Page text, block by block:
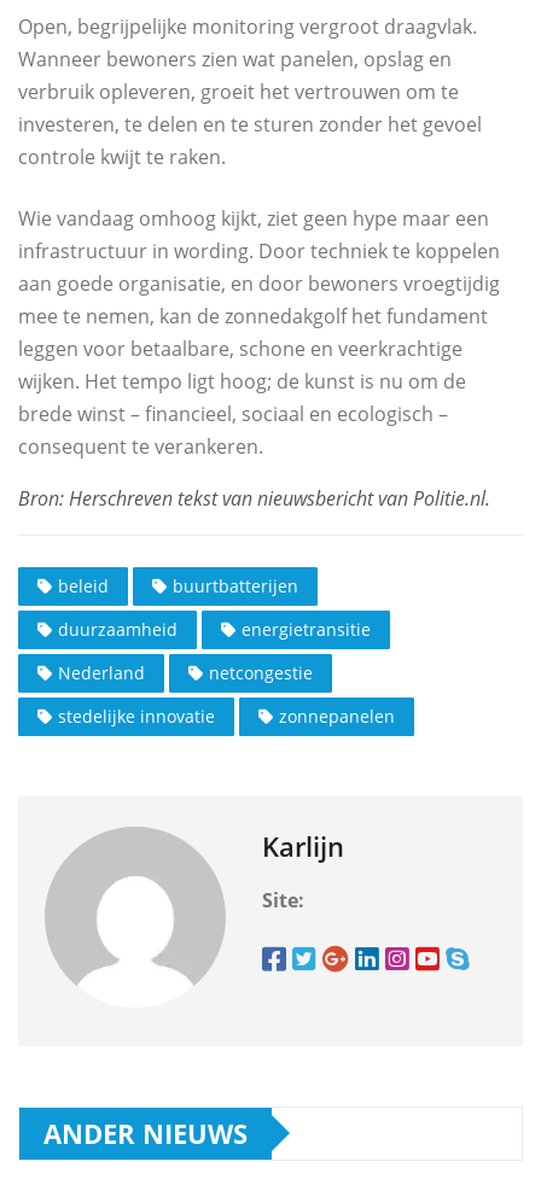
Open, begrijpelijke monitoring vergroot draagvlak.
Wanneer bewoners zien wat panelen, opslag en
verbruik opleveren, groeit het vertrouwen om te
investeren, te delen en te sturen zonder het gevoel
controle kwijt te raken.
Wie vandaag omhoog kijkt, ziet geen hype maar een
infrastructuur in wording. Door techniek te koppelen
aan goede organisatie, en door bewoners vroegtijdig
mee te nemen, kan de zonnedakgolf het fundament
leggen voor betaalbare, schone en veerkrachtige
wijken. Het tempo ligt hoog; de kunst is nu om de
brede winst – financieel, sociaal en ecologisch –
consequent te verankeren.
beleid
buurtbatterijen
duurzaamheid
energietransitie
Nederland
netcongestie
stedelijke innovatie
zonnepanelen
Karlijn
Site:
ANDER NIEUWS